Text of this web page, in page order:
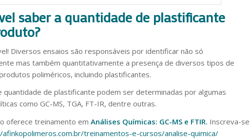
saber a quantidade de plastificante
Diversos ensaios são responsáveis por identificar não só
mas também quantitativamente a presença de diversos tipos de
poliméricos, incluindo plastificantes.
quantidade de plastificante podem ser determinadas por algumas
como GC-MS, TGA, FT-IR, dentre outras.
oferece treinamento em Análises Químicas: GC-MS e FTIR. Inscreva-
treinamentos-e-cursos/analise-quimica/